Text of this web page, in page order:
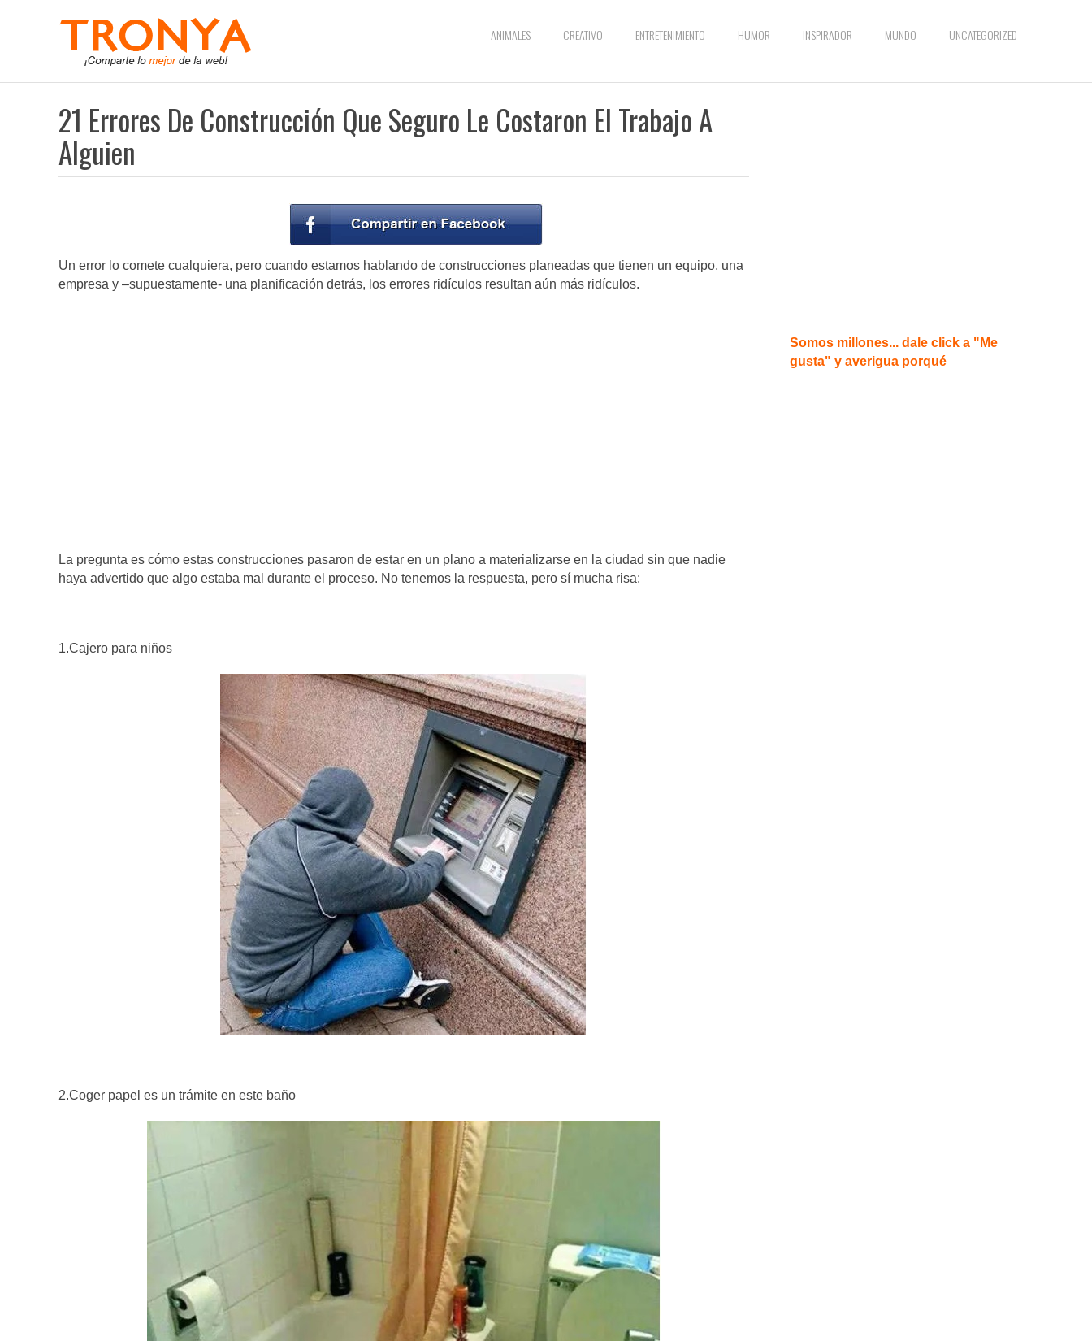
ANIMALES CREATIVO ENTRETENIMIENTO HUMOR INSPIRADOR MUNDO UNCATEGORIZED
21 Errores De Construcción Que Seguro Le Costaron El Trabajo A
Alguien
Un error lo comete cualquiera, pero cuando estamos hablando de construcciones planeadas que tienen un equipo, una
empresa y –supuestamente- una planificación detrás, los errores ridículos resultan aún más ridículos.
La pregunta es cómo estas construcciones pasaron de estar en un plano a materializarse en la ciudad sin que nadie
haya advertido que algo estaba mal durante el proceso. No tenemos la respuesta, pero sí mucha risa:
1.Cajero para niños
2.Coger papel es un trámite en este baño
Somos millones... dale click a "Me
gusta" y averigua porqué